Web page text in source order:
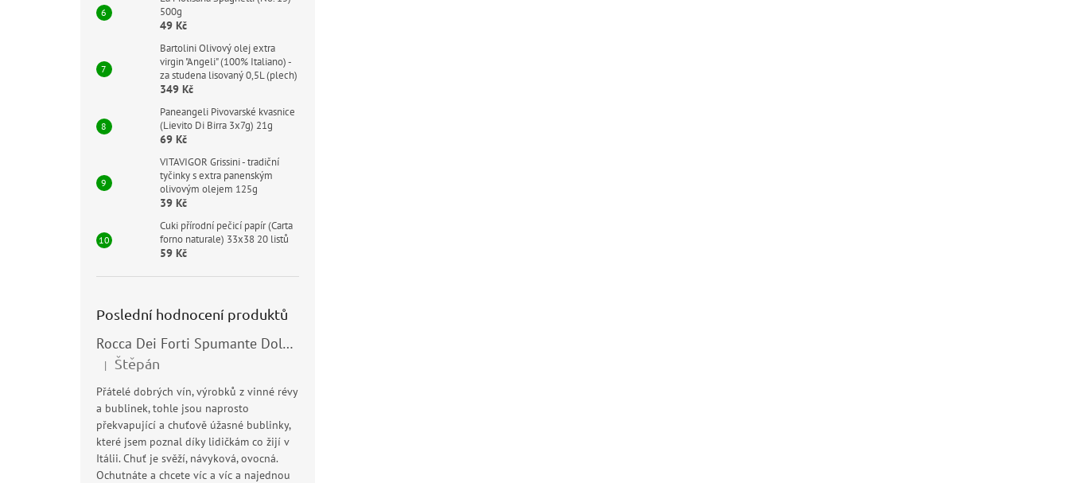
500g
49 Kč
Bartolini Olivový olej extra
virgin "Angeli" (100% Italiano) -
za studena lisovaný 0,5L (plech)
349 Kč
Paneangeli Pivovarské kvasnice
(Lievito Di Birra 3x7g) 21g
69 Kč
VITAVIGOR Grissini - tradiční
tyčinky s extra panenským
olivovým olejem 125g
39 Kč
Cuki přírodní pečicí papír (Carta
forno naturale) 33x38 20 listů
59 Kč
Poslední hodnocení produktů
Rocca Dei Forti Spumante Dolce 11,5% 0,75l
Hodnocení produktu je 5 z 5 hvězdiček.
| Štěpán
Přátelé dobrých vín, výrobků z vinné révy
a bublinek, tohle jsou naprosto
překvapující a chuťově úžasné bublinky,
které jsem poznal díky lidičkám co žijí v
Itálii. Chuť je svěží, návyková, ovocná.
Ochutnáte a chcete víc a víc a najednou